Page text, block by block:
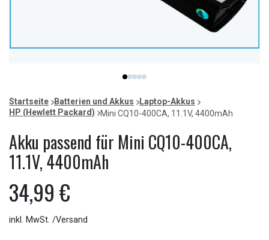
item
0
item
1
item
2
item
3
item
4
of
5
Startseite Batterien und Akkus
Laptop-Akkus
HP (Hewlett Packard)
Mini CQ10-400CA, 11.1V, 4400mAh
Akku passend für Mini CQ10-400CA,
11.1V, 4400mAh
34,99 €
inkl. MwSt. /Versand